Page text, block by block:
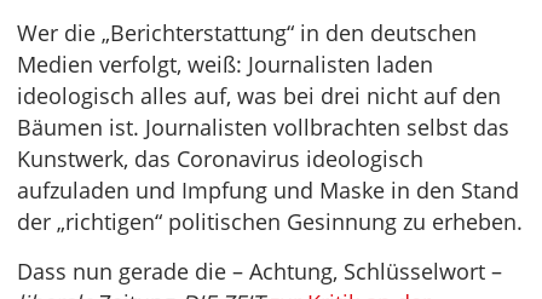
Wer die „Berichterstattung“ in den deutschen
Medien verfolgt, weiß: Journalisten laden
ideologisch alles auf, was bei drei nicht auf den
Bäumen ist. Journalisten vollbrachten selbst das
Kunstwerk, das Coronavirus ideologisch
aufzuladen und Impfung und Maske in den Stand
der „richtigen“ politischen Gesinnung zu erheben.
Dass nun gerade die – Achtung, Schlüsselwort –